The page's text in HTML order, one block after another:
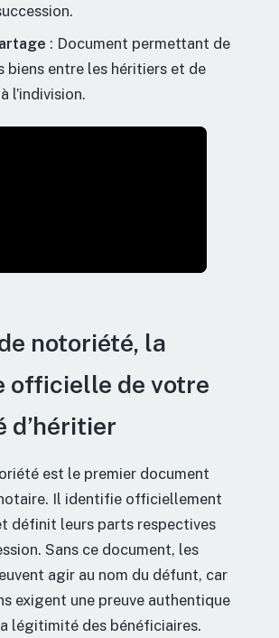
: Document permettant de
biens entre les héritiers et de
l’indivision.
de notoriété, la
officielle de votre
d’héritier
est le premier document
Il identifie officiellement
définit leurs parts respectives
Sans ce document, les
agir au nom du défunt, car
exigent une preuve authentique
légitimité des bénéficiaires.